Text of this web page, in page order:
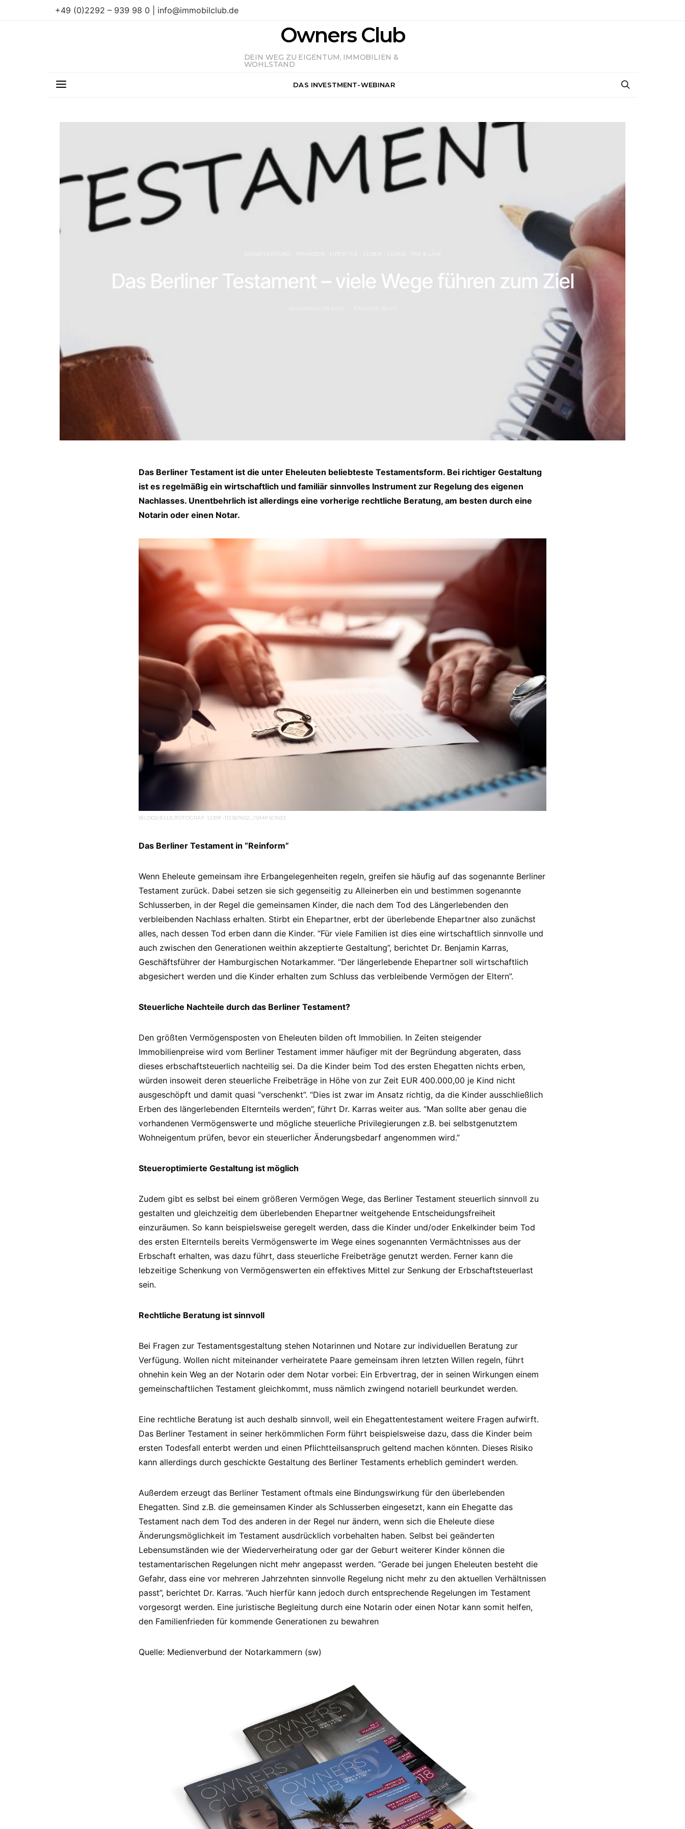
+49 (0)2292 – 939 98 0 | info@immobilclub.de
Owners Club
DEIN WEG ZU EIGENTUM, IMMOBILIEN &
WOHLSTAND
DAS INVESTMENT-WEBINAR
DIENSTLEISTUNG FINANZEN LIFESTYLE - LEBEN - LUXUS TAX & LAW
Das Berliner Testament – viele Wege führen zum Ziel
Das Berliner Testament ist die unter Eheleuten beliebteste Testamentsform. Bei richtiger Gestaltung
ist es regelmäßig ein wirtschaftlich und familiär sinnvolles Instrument zur Regelung des eigenen
Nachlasses. Unentbehrlich ist allerdings eine vorherige rechtliche Beratung, am besten durch eine
Notarin oder einen Notar.
BILDQUELLE/FOTOGRAF: 123RF-112587652_/SIMPSON33
Das Berliner Testament in “Reinform”
Wenn Eheleute gemeinsam ihre Erbangelegenheiten regeln, greifen sie häufig auf das sogenannte Berliner
Testament zurück. Dabei setzen sie sich gegenseitig zu Alleinerben ein und bestimmen sogenannte
Schlusserben, in der Regel die gemeinsamen Kinder, die nach dem Tod des Längerlebenden den
verbleibenden Nachlass erhalten. Stirbt ein Ehepartner, erbt der überlebende Ehepartner also zunächst
alles, nach dessen Tod erben dann die Kinder. “Für viele Familien ist dies eine wirtschaftlich sinnvolle und
auch zwischen den Generationen weithin akzeptierte Gestaltung”, berichtet Dr. Benjamin Karras,
Geschäftsführer der Hamburgischen Notarkammer. “Der längerlebende Ehepartner soll wirtschaftlich
abgesichert werden und die Kinder erhalten zum Schluss das verbleibende Vermögen der Eltern”.
Steuerliche Nachteile durch das Berliner Testament?
Den größten Vermögensposten von Eheleuten bilden oft Immobilien. In Zeiten steigender
Immobilienpreise wird vom Berliner Testament immer häufiger mit der Begründung abgeraten, dass
dieses erbschaftsteuerlich nachteilig sei. Da die Kinder beim Tod des ersten Ehegatten nichts erben,
würden insoweit deren steuerliche Freibeträge in Höhe von zur Zeit EUR 400.000,00 je Kind nicht
ausgeschöpft und damit quasi “verschenkt”. “Dies ist zwar im Ansatz richtig, da die Kinder ausschließlich
Erben des längerlebenden Elternteils werden”, führt Dr. Karras weiter aus. “Man sollte aber genau die
vorhandenen Vermögenswerte und mögliche steuerliche Privilegierungen z.B. bei selbstgenutztem
Wohneigentum prüfen, bevor ein steuerlicher Änderungsbedarf angenommen wird.”
Steueroptimierte Gestaltung ist möglich
Zudem gibt es selbst bei einem größeren Vermögen Wege, das Berliner Testament steuerlich sinnvoll zu
gestalten und gleichzeitig dem überlebenden Ehepartner weitgehende Entscheidungsfreiheit
einzuräumen. So kann beispielsweise geregelt werden, dass die Kinder und/oder Enkelkinder beim Tod
des ersten Elternteils bereits Vermögenswerte im Wege eines sogenannten Vermächtnisses aus der
Erbschaft erhalten, was dazu führt, dass steuerliche Freibeträge genutzt werden. Ferner kann die
lebzeitige Schenkung von Vermögenswerten ein effektives Mittel zur Senkung der Erbschaftsteuerlast
sein.
Rechtliche Beratung ist sinnvoll
Bei Fragen zur Testamentsgestaltung stehen Notarinnen und Notare zur individuellen Beratung zur
Verfügung. Wollen nicht miteinander verheiratete Paare gemeinsam ihren letzten Willen regeln, führt
ohnehin kein Weg an der Notarin oder dem Notar vorbei: Ein Erbvertrag, der in seinen Wirkungen einem
gemeinschaftlichen Testament gleichkommt, muss nämlich zwingend notariell beurkundet werden.
Eine rechtliche Beratung ist auch deshalb sinnvoll, weil ein Ehegattentestament weitere Fragen aufwirft.
Das Berliner Testament in seiner herkömmlichen Form führt beispielsweise dazu, dass die Kinder beim
ersten Todesfall enterbt werden und einen Pflichtteilsanspruch geltend machen könnten. Dieses Risiko
kann allerdings durch geschickte Gestaltung des Berliner Testaments erheblich gemindert werden.
Außerdem erzeugt das Berliner Testament oftmals eine Bindungswirkung für den überlebenden
Ehegatten. Sind z.B. die gemeinsamen Kinder als Schlusserben eingesetzt, kann ein Ehegatte das
Testament nach dem Tod des anderen in der Regel nur ändern, wenn sich die Eheleute diese
Änderungsmöglichkeit im Testament ausdrücklich vorbehalten haben. Selbst bei geänderten
Lebensumständen wie der Wiederverheiratung oder gar der Geburt weiterer Kinder können die
testamentarischen Regelungen nicht mehr angepasst werden. “Gerade bei jungen Eheleuten besteht die
Gefahr, dass eine vor mehreren Jahrzehnten sinnvolle Regelung nicht mehr zu den aktuellen Verhältnissen
passt”, berichtet Dr. Karras. “Auch hierfür kann jedoch durch entsprechende Regelungen im Testament
vorgesorgt werden. Eine juristische Begleitung durch eine Notarin oder einen Notar kann somit helfen,
den Familienfrieden für kommende Generationen zu bewahren
Quelle: Medienverbund der Notarkammern (sw)